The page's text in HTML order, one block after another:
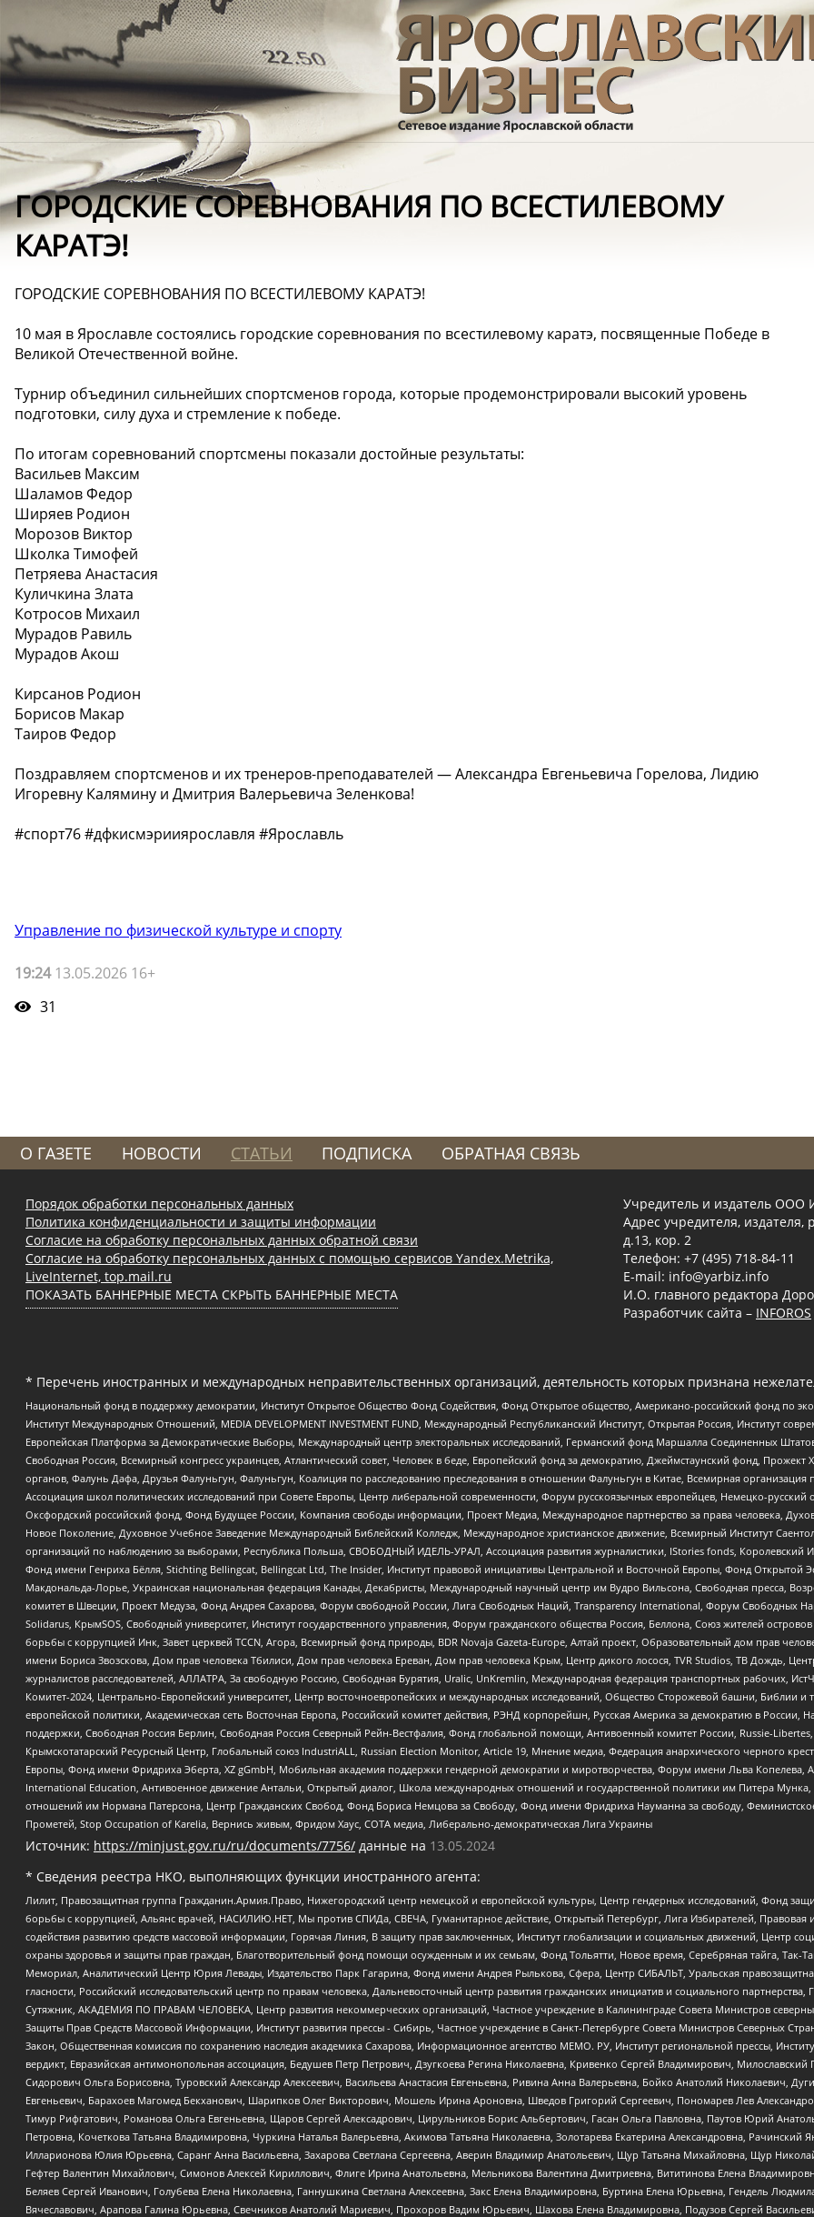
ГОРОДСКИЕ СОРЕВНОВАНИЯ ПО ВСЕСТИЛЕВОМУ
КАРАТЭ!
ГОРОДСКИЕ СОРЕВНОВАНИЯ ПО ВСЕСТИЛЕВОМУ КАРАТЭ!
10 мая в Ярославле состоялись городские соревнования по всестилевому каратэ, посвященные Победе в
Великой Отечественной войне.
Турнир объединил сильнейших спортсменов города, которые продемонстрировали высокий уровень
подготовки, силу духа и стремление к победе.
По итогам соревнований спортсмены показали достойные результаты:
Васильев Максим
Шаламов Федор
Ширяев Родион
Морозов Виктор
Школка Тимофей
Петряева Анастасия
Куличкина Злата
Котросов Михаил
Мурадов Равиль
Мурадов Акош
Кирсанов Родион
Борисов Макар
Таиров Федор
Поздравляем спортсменов и их тренеров-преподавателей — Александра Евгеньевича Горелова, Лидию
Игоревну Калямину и Дмитрия Валерьевича Зеленкова!
#спорт76 #дфкисмэрииярославля #Ярославль
Управление по физической культуре и спорту
19:2413.05.2026 16+
31
О ГАЗЕТЕ НОВОСТИ СТАТЬИ ПОДПИСКА ОБРАТНАЯ СВЯЗЬ
Порядок обработки персональных данных
Политика конфиденциальности и защиты информации
Согласие на обработку персональных данных обратной связи
Согласие на обработку персональных данных с помощью сервисов Yandex.Metrika,
LiveInternet, top.mail.ru
ПОКАЗАТЬ БАННЕРНЫЕ МЕСТА СКРЫТЬ БАННЕРНЫЕ МЕСТА
Учредитель и издатель ООО
Адрес учредителя, издателя,
д.13, кор. 2
Телефон: +7 (495) 718-84-11
E-mail: info@yarbiz.info
И.О. главного редактора
Разработчик сайта – INFOROS
* Перечень иностранных и международных неправительственных организаций, деятельность которых признана
Национальный фонд в поддержку демократии, Институт Открытое Общество Фонд Содействия, Фонд Открытое общество, Американо-российский фонд по
Институт Международных Отношений, MEDIA DEVELOPMENT INVESTMENT FUND, Международный Республиканский Институт, Открытая Россия, Институт
Европейская Платформа за Демократические Выборы, Международный центр электоральных исследований, Германский фонд Маршалла Соединенных
Свободная Россия, Всемирный конгресс украинцев, Атлантический совет, Человек в беде, Европейский фонд за демократию, Джеймстаунский фонд,
органов, Фалунь Дафа, Друзья Фалуньгун, Фалуньгун, Коалиция по расследованию преследования в отношении Фалуньгун в Китае, Всемирная организация
Ассоциация школ политических исследований при Совете Европы, Центр либеральной современности, Форум русскоязычных европейцев, Немецко-
Оксфордский российский фонд, Фонд Будущее России, Компания свободы информации, Проект Медиа, Международное партнерство за права человека,
Новое Поколение, Духовное Учебное Заведение Международный Библейский Колледж, Международное христианское движение, Всемирный Институт
организаций по наблюдению за выборами, Республика Польша, СВОБОДНЫЙ ИДЕЛЬ-УРАЛ, Ассоциация развития журналистики, IStories fonds,
Фонд имени Генриха Бёлля, Stichting Bellingcat, Bellingcat Ltd, The Insider, Институт правовой инициативы Центральной и Восточной Европы, Фонд Открытой
Макдональда-Лорье, Украинская национальная федерация Канады, Декабристы, Международный научный центр им Вудро Вильсона, Свободная пресса,
комитет в Швеции, Проект Медуза, Фонд Андрея Сахарова, Форум свободной России, Лига Свободных Наций, Transparеncy International, Форум Свободных
Solidarus, КрымSOS, Свободный университет, Институт государственного управления, Форум гражданского общества Россия, Беллона, Союз жителей
борьбы с коррупцией Инк, Завет церквей TCCN, Агора, Всемирный фонд природы, BDR Novaja Gazeta-Europe, Алтай проект, Образовательный дом прав
имени Бориса Звозскова, Дом прав человека Тбилиси, Дом прав человека Ереван, Дом прав человека Крым, Центр дикого лосося, TVR Studios, ТВ Дождь,
журналистов расследователей, АЛЛАТРА, За свободную Россию, Свободная Бурятия, Uralic, UnKremlin, Международная федерация транспортных рабочих,
Комитет-2024, Центрально-Европейский университет, Центр восточноевропейских и международных исследований, Общество Сторожевой башни, Библии и
европейской политики, Академическая сеть Восточная Европа, Российский комитет действия, РЭНД корпорейшн, Русская Америка за демократию в России,
поддержки, Свободная Россия Берлин, Свободная Россия Северный Рейн-Вестфалия, Фонд глобальной помощи, Антивоенный комитет России, Russie-
Крымскотатарский Ресурсный Центр, Глобальный союз IndustriALL, Russian Election Monitor, Article 19, Мнение медиа, Федерация анархического черного
Европы, Фонд имени Фридриха Эберта, XZ gGmbH, Мобильная академия поддержки гендерной демократии и миротворчества, Форум имени Льва Копелева,
International Education, Антивоенное движение Антальи, Открытый диалог, Школа международных отношений и государственной политики им Питера
отношений им Нормана Патерсона, Центр Гражданских Свобод, Фонд Бориса Немцова за Свободу, Фонд имени Фридриха Науманна за свободу,
Прометей, Stop Occupation of Karelia, Вернись живым, Фридом Хаус, СОТА медиа, Либерально-демократическая Лига Украины
Источник: https://minjust.gov.ru/ru/documents/7756/ данные на 13.05.2024
* Сведения реестра НКО, выполняющих функции иностранного агента:
Лилит, Правозащитная группа Гражданин.Армия.Право, Нижегородский центр немецкой и европейской культуры, Центр гендерных исследований, Фонд
борьбы с коррупцией, Альянс врачей, НАСИЛИЮ.НЕТ, Мы против СПИДа, СВЕЧА, Гуманитарное действие, Открытый Петербург, Лига Избирателей, Правовая
содействия развитию средств массовой информации, Горячая Линия, В защиту прав заключенных, Институт глобализации и социальных движений, Центр
охраны здоровья и защиты прав граждан, Благотворительный фонд помощи осужденным и их семьям, Фонд Тольятти, Новое время, Серебряная тайга, Так-
Мемориал, Аналитический Центр Юрия Левады, Издательство Парк Гагарина, Фонд имени Андрея Рылькова, Сфера, Центр СИБАЛЬТ, Уральская
гласности, Российский исследовательский центр по правам человека, Дальневосточный центр развития гражданских инициатив и социального
Сутяжник, АКАДЕМИЯ ПО ПРАВАМ ЧЕЛОВЕКА, Центр развития некоммерческих организаций, Частное учреждение в Калининграде Совета Министров
Защиты Прав Средств Массовой Информации, Институт развития прессы - Сибирь, Частное учреждение в Санкт-Петербурге Совета Министров Северных
Закон, Общественная комиссия по сохранению наследия академика Сахарова, Информационное агентство МЕМО. РУ, Институт региональной прессы,
вердикт, Евразийская антимонопольная ассоциация, Бедушев Петр Петрович, Дзугкоева Регина Николаевна, Кривенко Сергей Владимирович,
Сидорович Ольга Борисовна, Туровский Александр Алексеевич, Васильева Анастасия Евгеньевна, Ривина Анна Валерьевна, Бойко Анатолий Николаевич,
Евгеньевич, Барахоев Магомед Бекханович, Шарипков Олег Викторович, Мошель Ирина Ароновна, Шведов Григорий Сергеевич, Пономарев Лев
Тимур Рифгатович, Романова Ольга Евгеньевна, Щаров Сергей Алексадрович, Цирульников Борис Альбертович, Гасан Ольга Павловна, Паутов Юрий
Петровна, Кочеткова Татьяна Владимировна, Чуркина Наталья Валерьевна, Акимова Татьяна Николаевна, Золотарева Екатерина Александровна,
Илларионова Юлия Юрьевна, Саранг Анна Васильевна, Захарова Светлана Сергеевна, Аверин Владимир Анатольевич, Щур Татьяна Михайловна, Щур
Гефтер Валентин Михайлович, Симонов Алексей Кириллович, Флиге Ирина Анатольевна, Мельникова Валентина Дмитриевна, Вититинова Елена
Беляев Сергей Иванович, Голубева Елена Николаевна, Ганнушкина Светлана Алексеевна, Закс Елена Владимировна, Буртина Елена Юрьевна, Гендель
Вячеславович, Арапова Галина Юрьевна, Свечников Анатолий Мариевич, Прохоров Вадим Юрьевич, Шахова Елена Владимировна, Подузов Сергей